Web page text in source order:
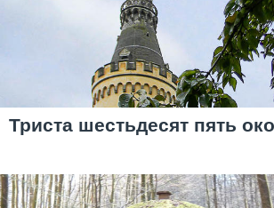
Триста шестьдесят пять